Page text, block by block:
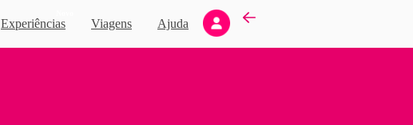
Experiências Viagens Ajuda